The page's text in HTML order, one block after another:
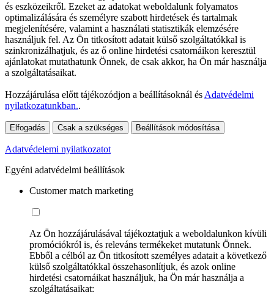
és eszközeikről. Ezeket az adatokat weboldalunk folyamatos
optimalizálására és személyre szabott hirdetések és tartalmak
megjelenítésére, valamint a használati statisztikák elemzésére
használjuk fel. Az Ön titkosított adatait külső szolgáltatókkal is
szinkronizálhatjuk, és az ő online hirdetési csatornáikon keresztül
ajánlatokat mutathatunk Önnek, de csak akkor, ha Ön már használja
a szolgáltatásaikat.
Hozzájárulása előtt tájékozódjon a beállításoknál és Adatvédelmi
nyilatkozatunkban..
Elfogadás Csak a szükséges Beállítások módosítása
Adatvédelemi nyilatkozatot
Egyéni adatvédelmi beállítások
Customer match marketing
Az Ön hozzájárulásával tájékoztatjuk a weboldalunkon kívüli
promóciókról is, és releváns termékeket mutatunk Önnek.
Ebből a célból az Ön titkosított személyes adatait a következő
külső szolgáltatókkal összehasonlítjuk, és azok online
hirdetési csatornáikat használjuk, ha Ön már használja a
szolgáltatásaikat: